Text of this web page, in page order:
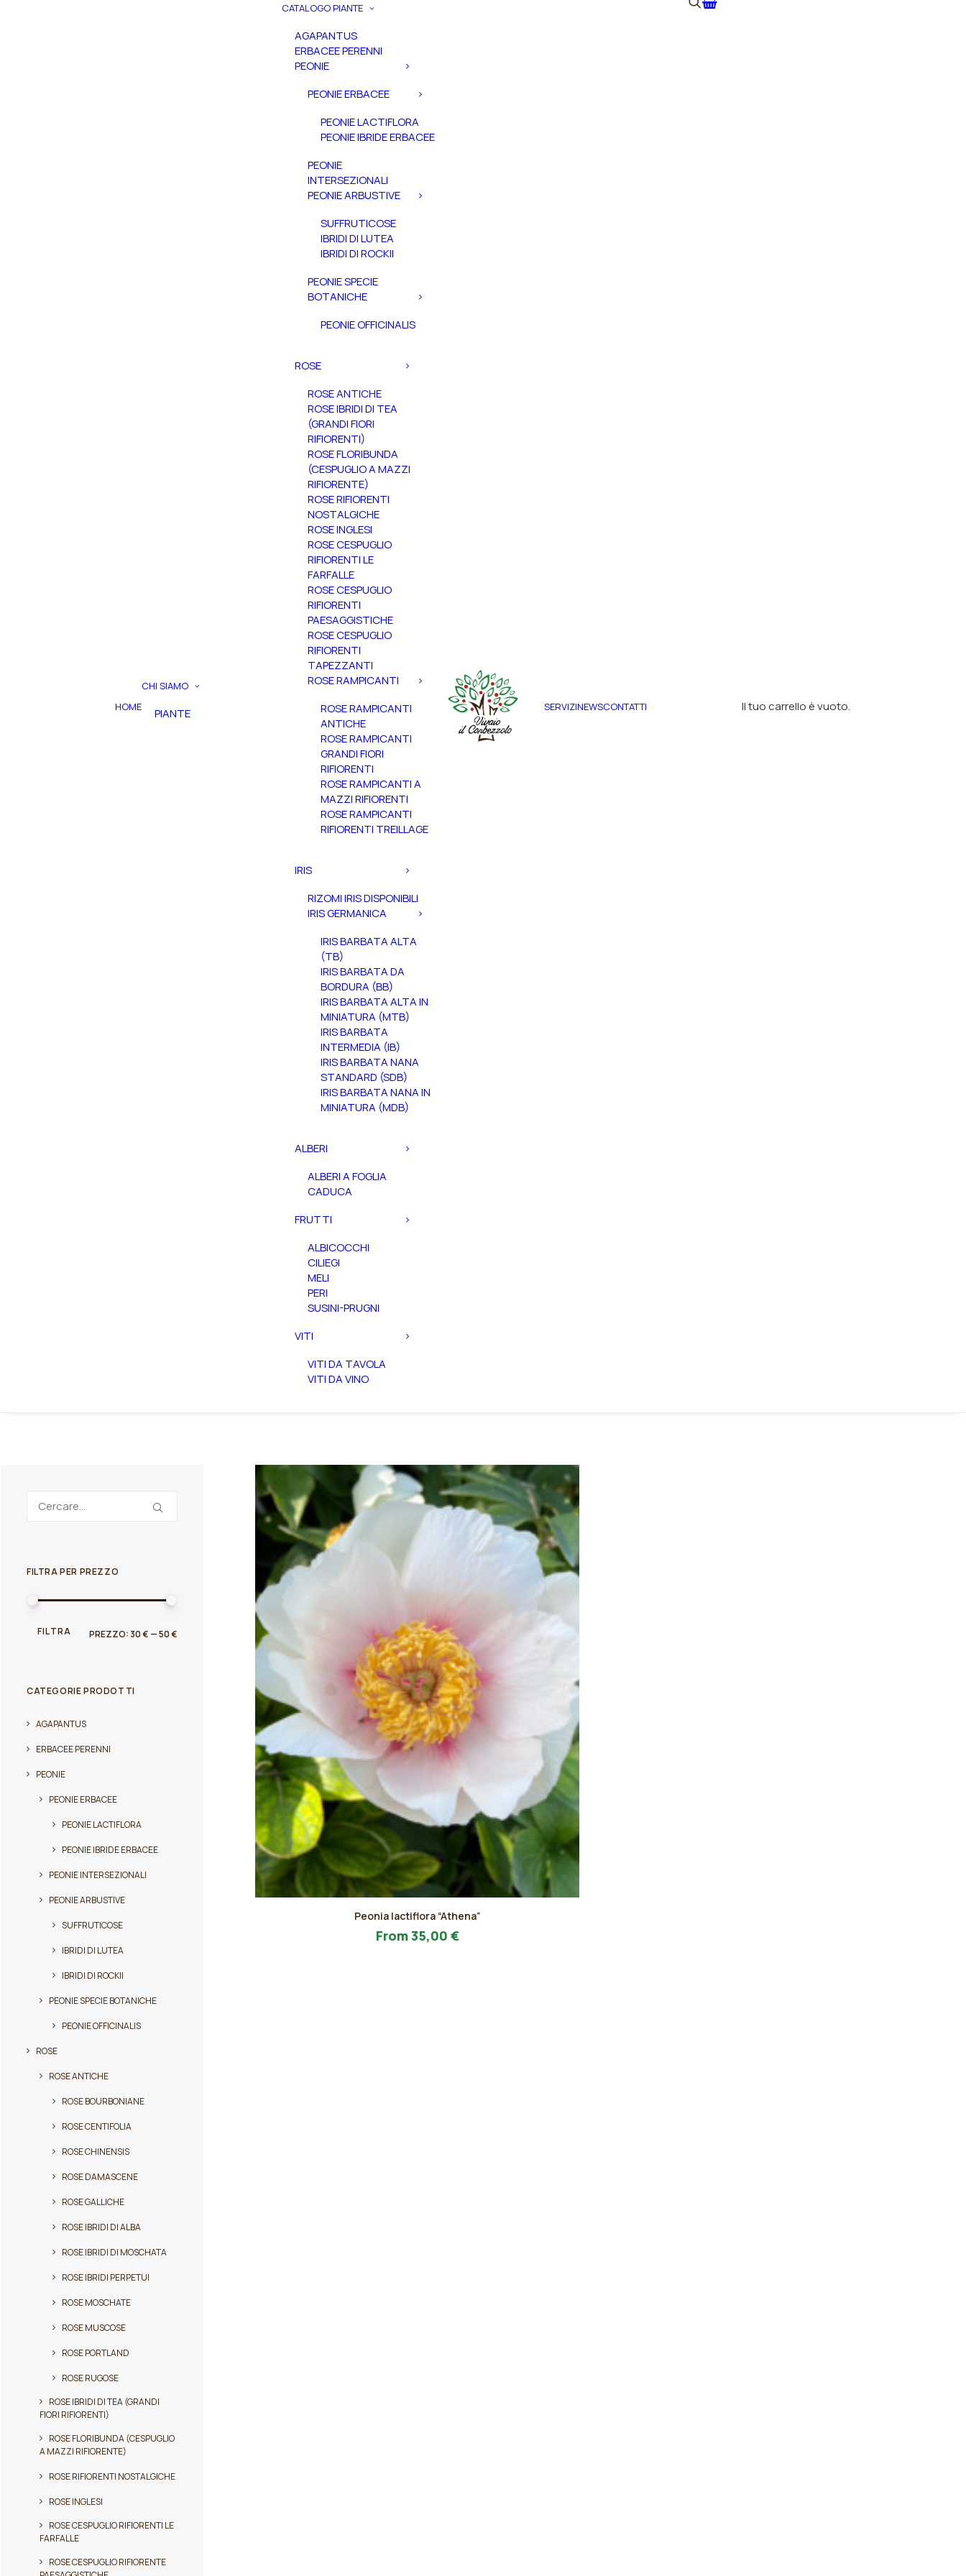
HOME
CHI SIAMO
PIANTE
CATALOGO PIANTE
AGAPANTUS
ERBACEE PERENNI
PEONIE
PEONIE ERBACEE
PEONIE LACTIFLORA
PEONIE IBRIDE ERBACEE
PEONIE
INTERSEZIONALI
PEONIE ARBUSTIVE
SUFFRUTICOSE
IBRIDI DI LUTEA
IBRIDI DI ROCKII
PEONIE SPECIE
BOTANICHE
PEONIE OFFICINALIS
ROSE
ROSE ANTICHE
ROSE IBRIDI DI TEA
(GRANDI FIORI
RIFIORENTI)
ROSE FLORIBUNDA
(CESPUGLIO A MAZZI
RIFIORENTE)
ROSE RIFIORENTI
NOSTALGICHE
ROSE INGLESI
ROSE CESPUGLIO
RIFIORENTI LE
FARFALLE
ROSE CESPUGLIO
RIFIORENTI
PAESAGGISTICHE
ROSE CESPUGLIO
RIFIORENTI
TAPEZZANTI
ROSE RAMPICANTI
ROSE RAMPICANTI
ANTICHE
ROSE RAMPICANTI
GRANDI FIORI
RIFIORENTI
ROSE RAMPICANTI A
MAZZI RIFIORENTI
ROSE RAMPICANTI
RIFIORENTI TREILLAGE
IRIS
RIZOMI IRIS DISPONIBILI
IRIS GERMANICA
IRIS BARBATA ALTA
(TB)
IRIS BARBATA DA
BORDURA (BB)
IRIS BARBATA ALTA IN
MINIATURA (MTB)
IRIS BARBATA
INTERMEDIA (IB)
IRIS BARBATA NANA
STANDARD (SDB)
IRIS BARBATA NANA IN
MINIATURA (MDB)
ALBERI
ALBERI A FOGLIA
CADUCA
FRUTTI
ALBICOCCHI
CILIEGI
MELI
PERI
SUSINI-PRUGNI
VITI
VITI DA TAVOLA
VITI DA VINO
SERVIZINEWSCONTATTI Il tuo carrello è vuoto.
FILTRA PER PREZZO
FILTRA PREZZO: 30 € —50 €
CATEGORIE PRODOTTI
AGAPANTUS
ERBACEE PERENNI
PEONIE
PEONIE ERBACEE
PEONIE LACTIFLORA
PEONIE IBRIDE ERBACEE
PEONIE INTERSEZIONALI
PEONIE ARBUSTIVE
SUFFRUTICOSE
IBRIDI DI LUTEA
IBRIDI DI ROCKII
PEONIE SPECIE BOTANICHE
PEONIE OFFICINALIS
ROSE
ROSE ANTICHE
ROSE BOURBONIANE
ROSE CENTIFOLIA
ROSE CHINENSIS
ROSE DAMASCENE
ROSE GALLICHE
ROSE IBRIDI DI ALBA
ROSE IBRIDI DI MOSCHATA
ROSE IBRIDI PERPETUI
ROSE MOSCHATE
ROSE MUSCOSE
ROSE PORTLAND
ROSE RUGOSE
ROSE IBRIDI DI TEA (GRANDI
FIORI RIFIORENTI)
ROSE FLORIBUNDA (CESPUGLIO
A MAZZI RIFIORENTE)
ROSE RIFIORENTI NOSTALGICHE
ROSE INGLESI
ROSE CESPUGLIO RIFIORENTI LE
FARFALLE
ROSE CESPUGLIO RIFIORENTE
Peonia lactiflora “Athena”
From 35,00 €